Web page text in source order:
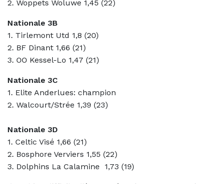
2. Woppets Woluwe 1,45 (22)
Nationale 3B
1. Tirlemont Utd 1,8 (20)
2. BF Dinant 1,66 (21)
3. OO Kessel-Lo 1,47 (21)
Nationale 3C
1. Elite Anderlues: champion
2. Walcourt/Strée 1,39 (23)
Nationale 3D
1. Celtic Visé 1,66 (21)
2. Bosphore Verviers 1,55 (22)
3. Dolphins La Calamine
1,73 (19)